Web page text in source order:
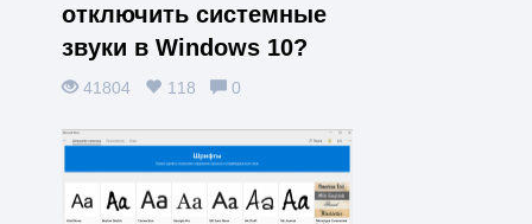
отключить системные
звуки в Windows 10?
41804 118 0